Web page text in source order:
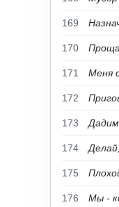
169
170
171 Меня
172
173
174
175
176 Мы -